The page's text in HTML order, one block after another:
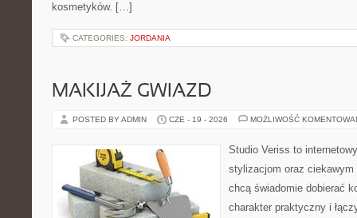
kosmetyków. […]
CATEGORIES: JORDANIA
MAKIJAŻ GWIAZD
POSTED BY ADMIN CZE - 19 - 2026 MOŻLIWOŚĆ
Studio Veriss to
stylizacjom oraz ciekawym
chcą świadomie dobierać
charakter praktyczny i